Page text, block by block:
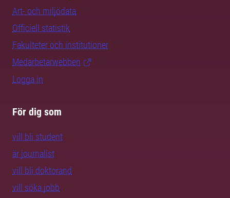
Art- och miljödata
Officiell statistik
Fakulteter och institutioner
Medarbetarwebben
Logga in
För dig som
vill bli student
är journalist
vill bli doktorand
vill söka jobb